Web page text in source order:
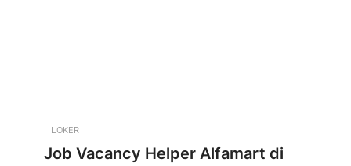
LOKER
Job Vacancy Helper Alfamart di